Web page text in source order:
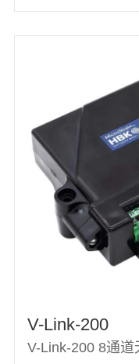
V-Link-200
V-Link-200 8通